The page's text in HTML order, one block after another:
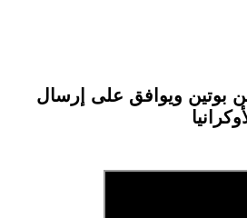
بوتين ويوافق على إرسال